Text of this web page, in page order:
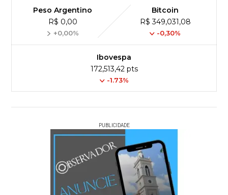
Peso Argentino
R$ 0,00
+0,00%
Bitcoin
R$ 349,031,08
-0,30%
Ibovespa
172,513,42 pts
-1.73%
PUBLICIDADE